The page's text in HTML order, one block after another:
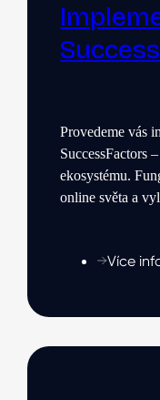
Provedeme vás
SuccessFactors
ekosystému.
online světa a
Více